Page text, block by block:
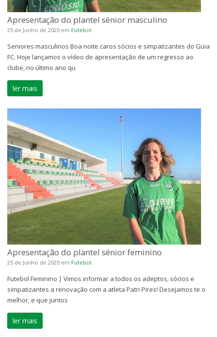
Apresentação do plantel sénior masculino
25 de Junho de 2020 em Futebol
Seniores masculinos Boa noite caros sócios e simpatizantes do Guia
FC. Hoje lançamos o vídeo de apresentação de um regresso ao
clube, no último ano qu
ler mais
Apresentação do plantel sénior feminino
25 de Junho de 2020 em Futebol
Futebol Feminino | Vimos informar a todos os adeptos, sócios e
simpatizantes a renovação com a atleta Patri Pires! Desejamos te o
melhor, e que juntos
ler mais